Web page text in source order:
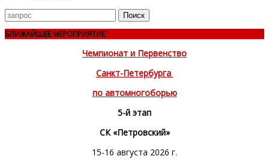
Поиск
для
БЛИЖАЙШЕЕ МЕРОПРИЯТИЕ
Чемпионат и Первенство
Санкт-Петербурга
по автомногоборью
5-й этап
СК «Петровский»
15-16 августа 2026 г.